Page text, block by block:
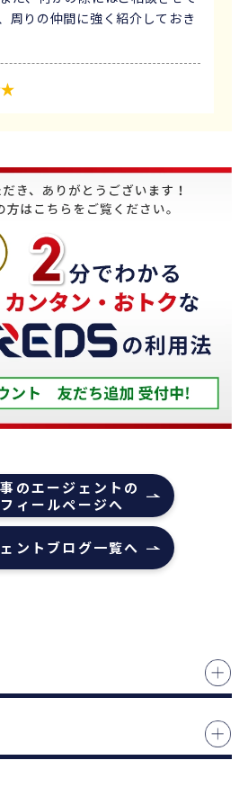
周りの仲間に強く紹介しておき
って、売り込みが全くなく自分
とが出来るのが非常に大きかっ
大変お世話になりました。
の中、数々の条件を伝えたとこ
に提案していただきました。
心でき、打ち合わせの時に、冗
不動産売却のことを忘れてしま
ぐ迅速に対応していただ感謝し
非REDSを利用したいし、紹介
ます。
は下山さんをオススメします！
ざいました！
テランならではの豊富な知識で
を丁寧に解説してくださり、終
感じたのは、情報の囲い込み等
う徹底した透明性です。この誠
のエージェントの
ィールページへ
ントブログ一覧へ